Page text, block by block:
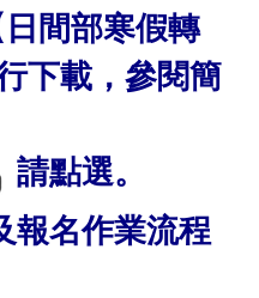
間部寒假轉
下載，參閱簡
請點選。
報名作業流程